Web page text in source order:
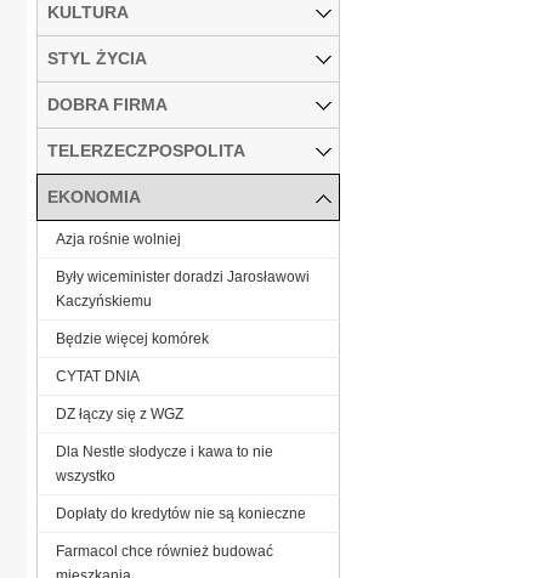
KULTURA
STYL ŻYCIA
DOBRA FIRMA
TELERZECZPOSPOLITA
EKONOMIA
Azja rośnie wolniej
Były wiceminister doradzi Jarosławowi
Kaczyńskiemu
Będzie więcej komórek
CYTAT DNIA
DZ łączy się z WGZ
Dla Nestle słodycze i kawa to nie
wszystko
Dopłaty do kredytów nie są konieczne
Farmacol chce również budować